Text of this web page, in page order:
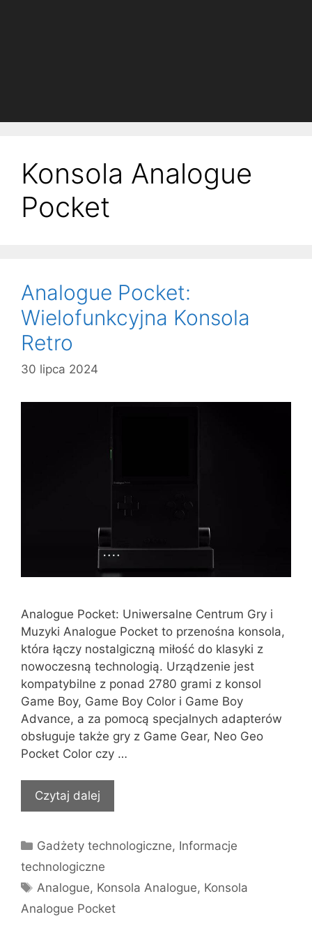
Konsola Analogue
Pocket
Analogue Pocket:
Wielofunkcyjna Konsola
Retro
30 lipca 2024
Analogue Pocket: Uniwersalne Centrum Gry i
Muzyki Analogue Pocket to przenośna konsola,
która łączy nostalgiczną miłość do klasyki z
nowoczesną technologią. Urządzenie jest
kompatybilne z ponad 2780 grami z konsol
Game Boy, Game Boy Color i Game Boy
Advance, a za pomocą specjalnych adapterów
obsługuje także gry z Game Gear, Neo Geo
Pocket Color czy …
Czytaj dalej
Kategorie
Gadżety technologiczne, Informacje
technologiczne
Tagi
Analogue, Konsola Analogue, Konsola
Analogue Pocket